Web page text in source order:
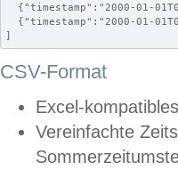
{"timestamp":"2000-01-
{"timestamp":"2000-01-
]
CSV-Format
Excel-
Vereinfachte